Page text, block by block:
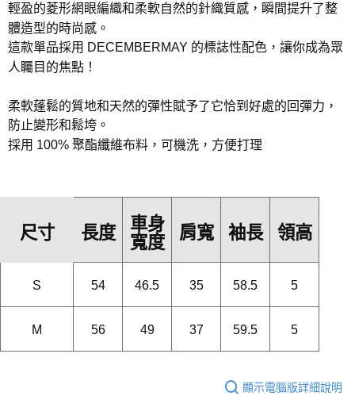
輕盈的菱形網眼編織和柔軟自然的針織質感，瞬間提升了整
體造型的時尚感。
這款單品採用 DECEMBERMAY 的標誌性配色，讓你成為眾
人矚目的焦點！
柔軟蓬鬆的質地和天然的彈性賦予了它恰到好處的回彈力，
防止變形和鬆垮。
採用 100% 聚酯纖維布料，可機洗，方便打理
尺寸 長度
車身
寬度
肩寬 袖長 領高
S 54 46.5 35 58.5 5
M 56 49 37 59.5 5
顯示電腦版詳細說明